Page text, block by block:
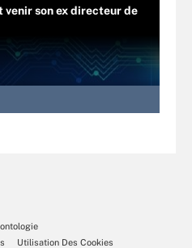
son ex directeur de
Utilisation Des Cookies